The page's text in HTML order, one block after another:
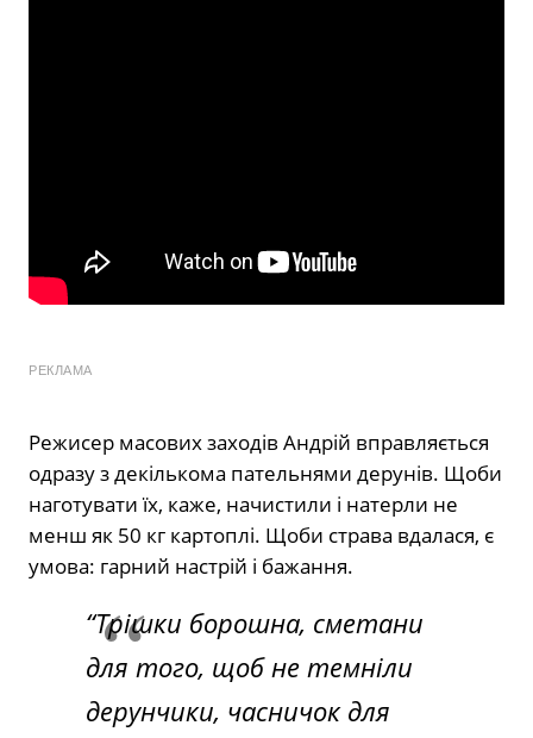
РЕКЛАМА
Режисер масових заходів Андрій вправляється
одразу з декількома пательнями дерунів. Щоби
наготувати їх, каже, начистили і натерли не
менш як 50 кг картоплі. Щоби страва вдалася, є
умова: гарний настрій і бажання.
“Трішки борошна, сметани
для того, щоб не темніли
дерунчики, часничок для